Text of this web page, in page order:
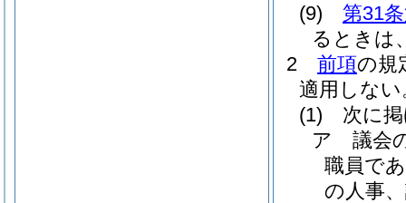
(9)
第31
るときは
2
前項の規
適用しない
(1)
次に
ア
議会
職員で
の人事